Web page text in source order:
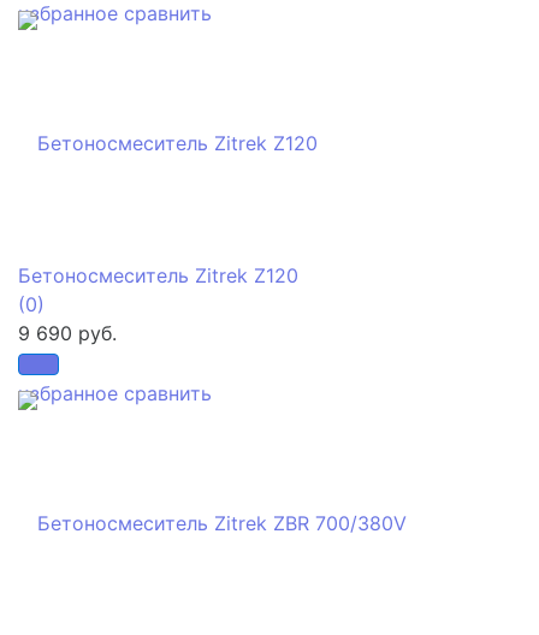
избранное сравнить
избранное сравнить
Бетоносмеситель Zitrek Z120
(0)
9 690 руб.